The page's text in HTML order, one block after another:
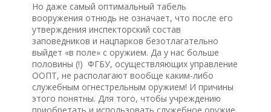
Но даже самый оптимальный табель
вооружения отнюдь не означает, что после его
утверждения инспекторский состав
заповедников и нацпарков безотлагательно
выйдет «в поле» с оружием. Да у нас больше
половины (!) ФГБУ, осуществляющих управление
ООПТ, не располагают вообще каким-либо
служебным огнестрельным оружием! И причины
этого понятны. Для того, чтобы учреждению